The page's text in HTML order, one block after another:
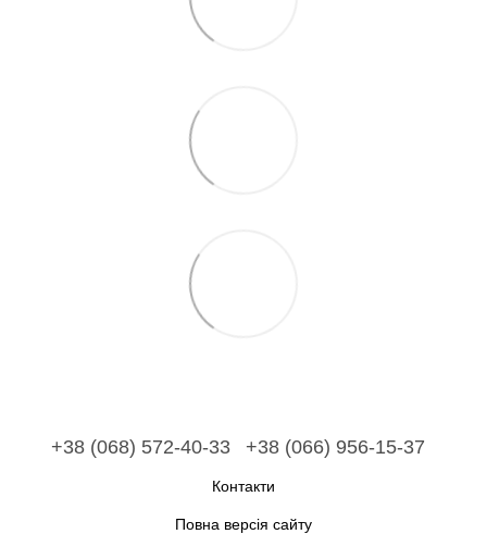
+38 (068) 572-40-33 +38 (066) 956-15-37
Контакти
Повна версія сайту